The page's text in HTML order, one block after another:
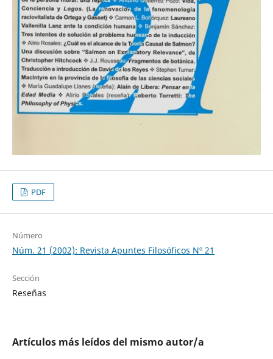
PDF
Número
Núm. 21 (2002): Revista Apuntes Filosóficos Nº 21
Sección
Reseñas
Artículos más leídos del mismo autor/a